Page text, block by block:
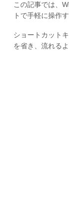
この記事では、
トで手軽に操作
ショートカット
を省き、流れる